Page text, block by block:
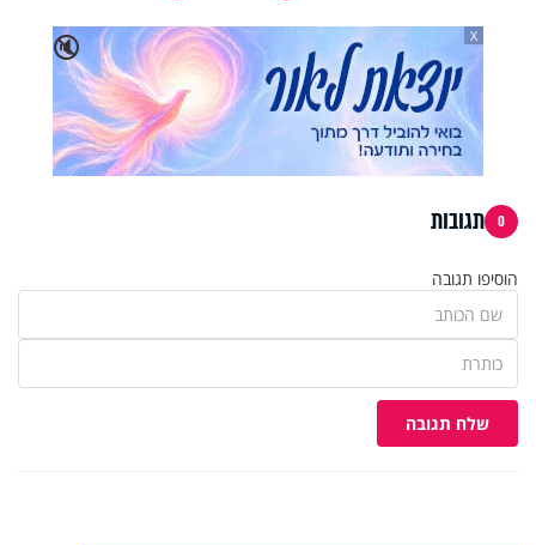
🔇
X
0 תגובות
הוסיפו תגובה
שלח תגובה